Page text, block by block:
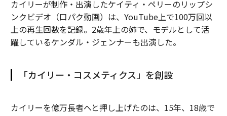
カイリーが制作・出演したケイティ・ペリーのリップシ
ンクビデオ（口パク動画）は、YouTube上で100万回以
上の再生回数を記録。2歳年上の姉で、モデルとして活
躍しているケンダル・ジェンナーも出演した。
「カイリー・コスメティクス」を創設
カイリーを億万長者へと押し上げたのは、15年、18歳で